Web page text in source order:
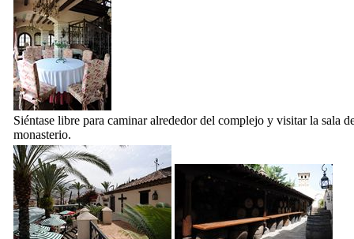
Siéntase libre para caminar alrededor del complejo y visitar la sala
monasterio.